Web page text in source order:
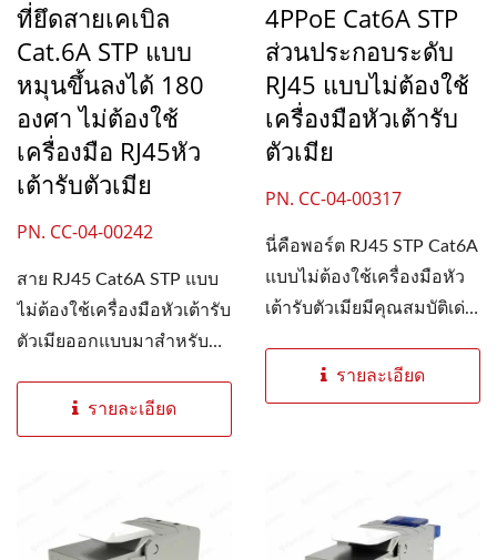
ที่ยึดสายเคเบิล
Cat.6A STP แบบ
หมุนขึ้นลงได้ 180
องศา ไม่ต้องใช้
เครื่องมือ RJ45หัว
เต้ารับตัวเมีย
PN. CC-04-00242
สาย RJ45 Cat6A STP แบบ
ไม่ต้องใช้เครื่องมือหัวเต้ารับ
ตัวเมียออกแบบมาสำหรับ
มีฉนวนหุ้มที่ต้องการการส่ง
สัญญาณอีเธอร์เน็ต...
รายละเอียด
4PPoE Cat6A STP
ส่วนประกอบระดับ
RJ45 แบบไม่ต้องใช้
เครื่องมือหัวเต้ารับ
ตัวเมีย
PN. CC-04-00317
นี่คือพอร์ต RJ45 STP Cat6A
แบบไม่ต้องใช้เครื่องมือหัว
เต้ารับตัวเมียมีคุณสมบัติเด่น
ต่อพิมพ์อยู่ด้านข้าง...
รายละเอียด